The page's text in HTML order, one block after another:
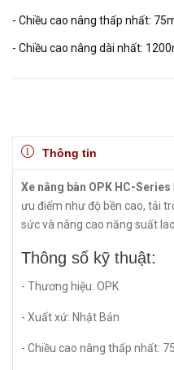
- Chiều cao nâng thấp nhất:
- Chiều cao nâng dài nhất:
Thông tin
Xe nâng bàn OPK HC-Series
ưu điểm như độ bền cao, tải
sức và nâng cao năng suất
Thông số kỹ thuật:
- Thương hiệu: OPK
- Xuất xứ: Nhật Bản
- Chiều cao nâng thấp nhất: